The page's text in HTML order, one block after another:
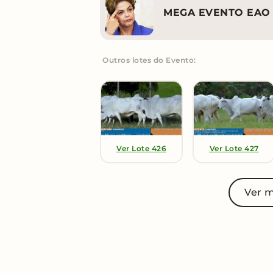
MEGA EVENTO
Outros lotes do Evento:
Ver Lote 426 Ver Lote 427
Ver